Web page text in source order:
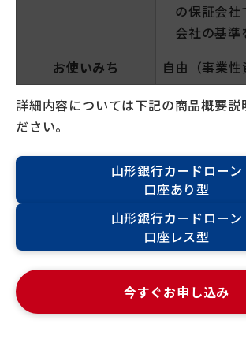
の保証会社
会社の基準
お使いみち
自由（事業性
詳細内容については下記の商品概要説
ださい。
山形銀行カードローン
口座あり型
山形銀行カードローン
口座レス型
今すぐお申し込み